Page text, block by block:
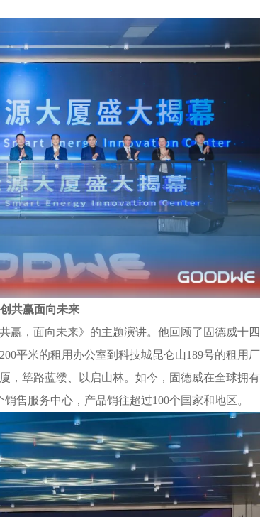
共赢面向未来
，面向未来》的主题演讲。他回顾了固德威十
平米的租用办公室到科技城昆仑山189号的租用
，筚路蓝缕、以启山林。如今，固德威在全球拥
售服务中心，产品销往超过100个国家和地区。